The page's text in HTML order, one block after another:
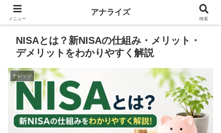
NISAとは？新NISAの仕組み・メリット・
デメリットをわかりやすく解説
ナレッジ
メニュー
アナライズ
検索